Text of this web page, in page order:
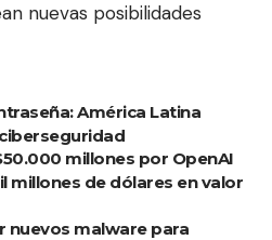
nuevas posibilidades
América Latina
millones por OpenAI
millones de dólares en valor
nuevos malware para